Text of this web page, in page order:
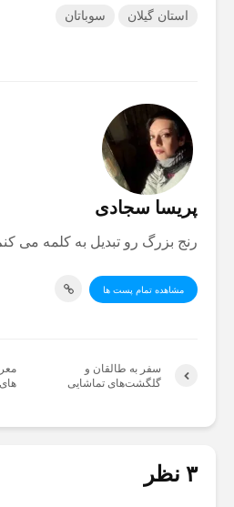
استان گیلان سوباتان
پریسا سجادی
رنج بزرگ رو تبدیل به کلمه می
مشاهده تمام پست ها
سفر به طالقان و
گلگشت‌های تماشایی
۳ نظر